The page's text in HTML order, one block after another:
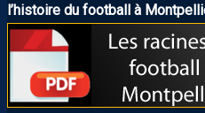
l’histoire du football à